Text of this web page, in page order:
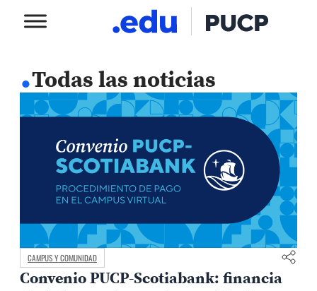
.Todas las noticias
CAMPUS Y COMUNIDAD
Convenio PUCP-Scotiabank: financia